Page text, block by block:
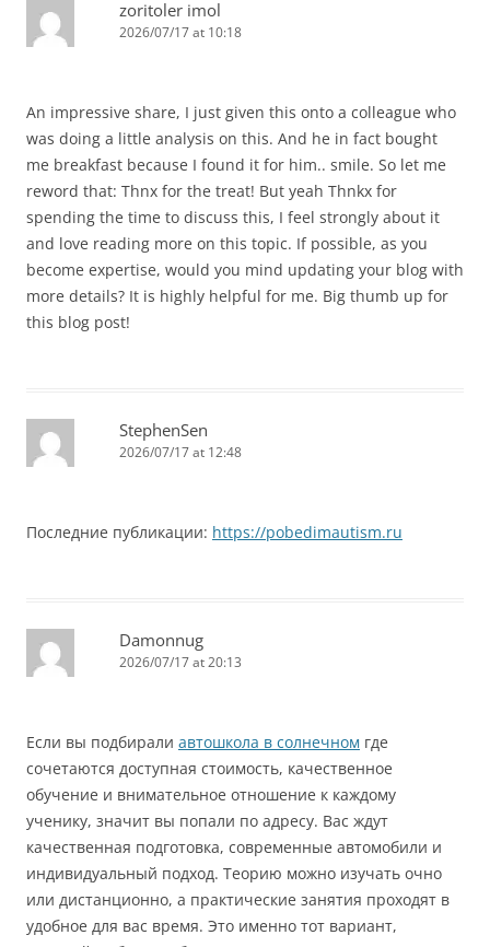
zoritoler imol
2026/07/17 at 10:18
An impressive share, I just given this onto a colleague who
was doing a little analysis on this. And he in fact bought
me breakfast because I found it for him.. smile. So let me
reword that: Thnx for the treat! But yeah Thnkx for
spending the time to discuss this, I feel strongly about it
and love reading more on this topic. If possible, as you
become expertise, would you mind updating your blog with
more details? It is highly helpful for me. Big thumb up for
this blog post!
StephenSen
2026/07/17 at 12:48
Последние публикации: https://pobedimautism.ru
Damonnug
2026/07/17 at 20:13
Если вы подбирали автошкола в солнечном где
сочетаются доступная стоимость, качественное
обучение и внимательное отношение к каждому
ученику, значит вы попали по адресу. Вас ждут
качественная подготовка, современные автомобили и
индивидуальный подход. Теорию можно изучать очно
или дистанционно, а практические занятия проходят в
удобное для вас время. Это именно тот вариант,